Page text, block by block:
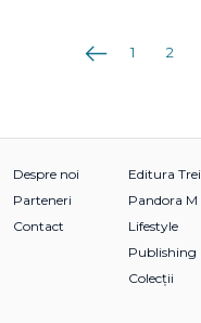
Anterioara
1 2
Despre noi
Parteneri
Contact
Editura Trei
Pandora M
Lifestyle
Publishing
Colecții